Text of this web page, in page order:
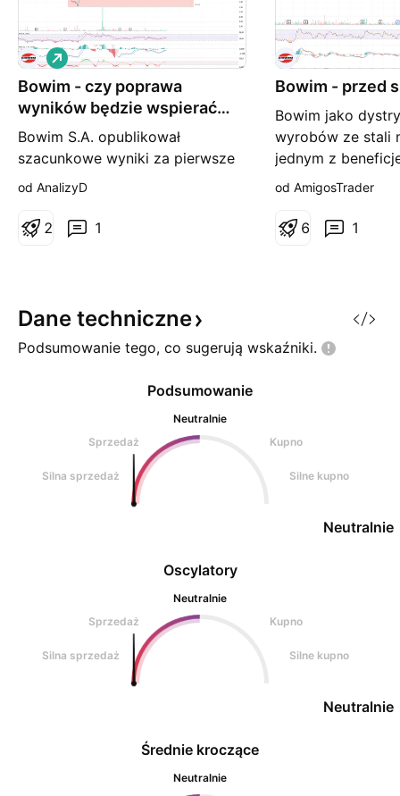
Bowim - czy poprawa
wyników będzie wspierać
kurs?
Bowim S.A. opublikował
szacunkowe wyniki za pierwsze
półrocze 2025 roku, pokazując
przychodów, jak i operacyjnej
(blisko 5-krotny wzrost r/r),
jednak wynik netto nadal
pozostaje
L
o
n
g
od AnalizyD
1
2
Bowim - przed
Bowim jako
wyrobów ze stali
jednym z
na Ukrainie i
przyjrzeć się
spadkowy
spadkowego i ob
od AmigosTrader
1
6
Dane techniczne
Podsumowanie tego, co sugerują wskaźniki.
Oscylatory
Neutralnie
Sprzedaż
Kupno
Silna sprzedaż Silne kupno
Neutralnie
Podsumowanie
Neutralnie
Sprzedaż
Kupno
Silna sprzedaż Silne kupno
Neutralnie
Średnie kroczące
Neutralnie